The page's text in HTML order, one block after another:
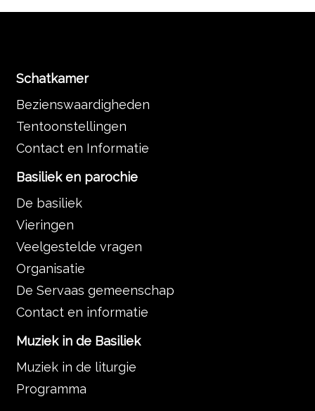
Schatkamer
Bezienswaardigheden
Tentoonstellingen
Contact en Informatie
Basiliek en parochie
De basiliek
Vieringen
Veelgestelde vragen
Organisatie
De Servaas gemeenschap
Contact en informatie
Muziek in de Basiliek
Muziek in de liturgie
Programma